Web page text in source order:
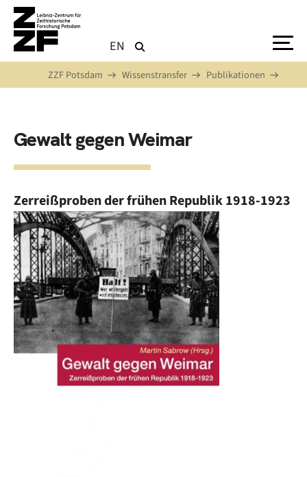
Direkt zum Inhalt
EN
ZZF Potsdam Wissenstransfer Publikationen
Gewalt gegen Weimar
Zerreißproben der frühen Republik 1918-1923